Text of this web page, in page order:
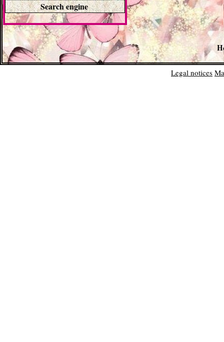
Search engine
Legal notices